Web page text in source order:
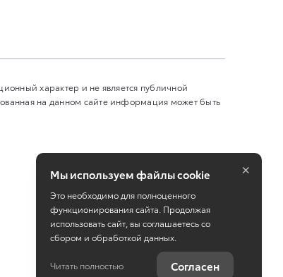
характер и не является публичной
на данном сайте информация может быть
Работает на технологиях
Мы используем файлы cookie
Это необходимо для полноценного
функционирования сайта. Продолжая
использовать сайт, вы соглашаетесь со
сбором и обработкой данных.
Читать полностью Согласен
×